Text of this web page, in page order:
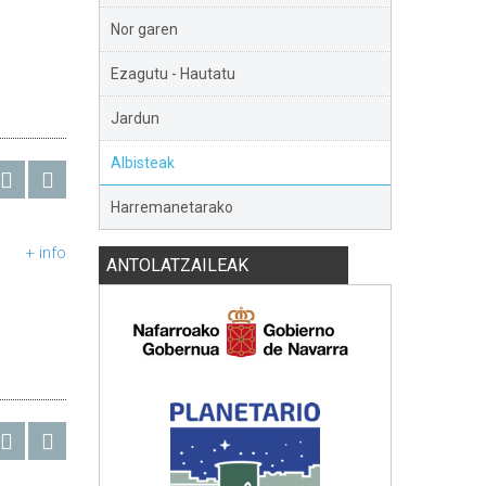
+ info
Nor garen
Ezagutu - Hautatu
Jardun
Albisteak
Harremanetarako
ANTOLATZAILEAK